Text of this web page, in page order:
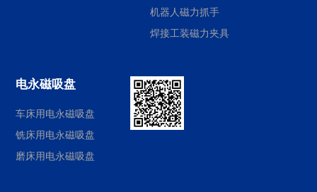
机器人磁力抓手
焊接工装磁力夹具
电永磁吸盘
车床用电永磁吸盘
铣床用电永磁吸盘
磨床用电永磁吸盘